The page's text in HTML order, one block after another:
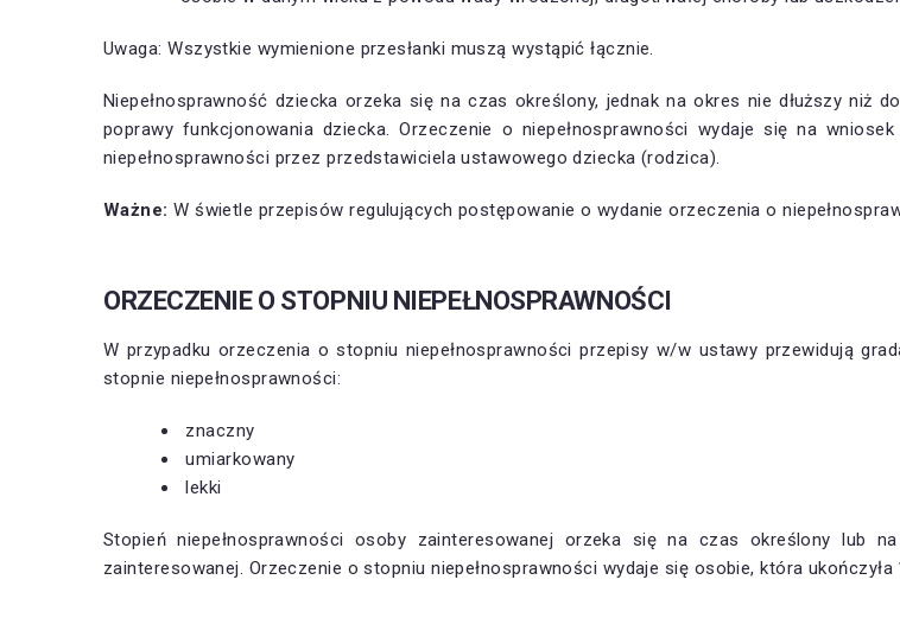
Uwaga: Wszystkie wymienione przesłanki muszą wystąpić łącznie.
Niepełnosprawność dziecka orzeka się na czas określony, jednak na okres nie dłuższy niż
poprawy funkcjonowania dziecka. Orzeczenie o niepełnosprawności wydaje się na
niepełnosprawności przez przedstawiciela ustawowego dziecka (rodzica).
Ważne: W świetle przepisów regulujących postępowanie o wydanie orzeczenia o
ORZECZENIE O STOPNIU NIEPEŁNOSPRAWNOŚCI
W przypadku orzeczenia o stopniu niepełnosprawności przepisy w/w ustawy przewidują
stopnie niepełnosprawności:
znaczny
umiarkowany
lekki
Stopień niepełnosprawności osoby zainteresowanej orzeka się na czas określony lub
zainteresowanej. Orzeczenie o stopniu niepełnosprawności wydaje się osobie, która ukończyła